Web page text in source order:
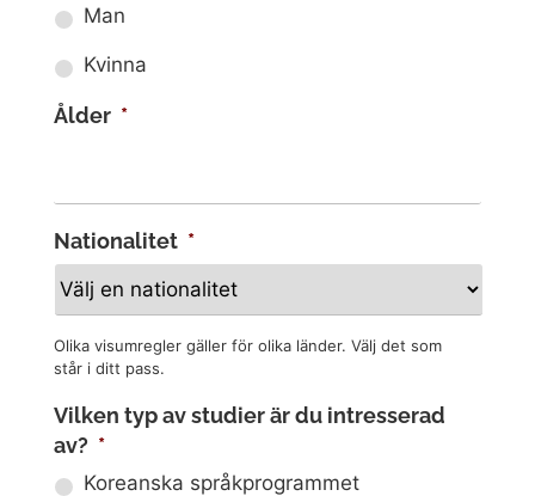
Man
Kvinna
Ålder *
Nationalitet *
Olika visumregler gäller för olika länder. Välj det som
står i ditt pass.
Vilken typ av studier är du intresserad
av? *
Koreanska språkprogrammet